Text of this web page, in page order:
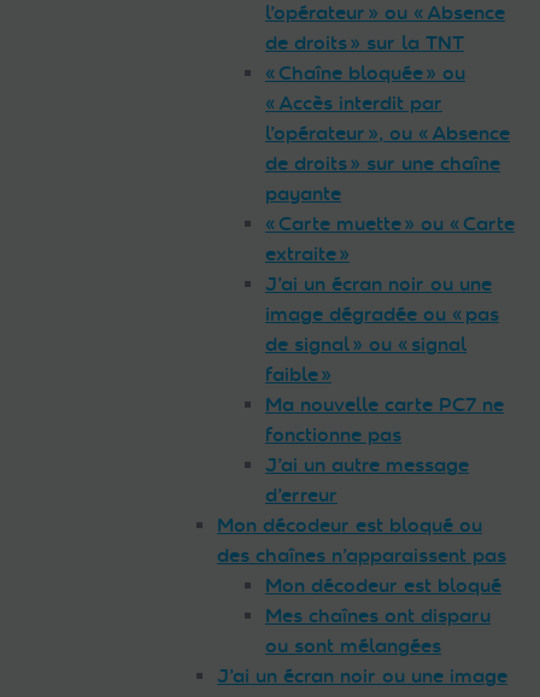
l’opérateur » ou « Absence
de droits » sur la TNT
« Chaîne bloquée » ou
« Accès interdit par
l’opérateur », ou « Absence
de droits » sur une chaîne
payante
« Carte muette » ou « Carte
extraite »
J’ai un écran noir ou une
image dégradée ou « pas
de signal » ou « signal
faible »
Ma nouvelle carte PC7 ne
fonctionne pas
J’ai un autre message
d’erreur
Mon décodeur est bloqué ou
des chaînes n’apparaissent pas
Mon décodeur est bloqué
Mes chaînes ont disparu
ou sont mélangées
J’ai un écran noir ou une image